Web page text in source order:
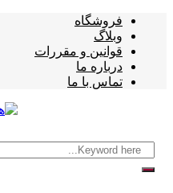
فروشگاه
وبلاگ
قوانین و مقررات
درباره ما
تماس با ما